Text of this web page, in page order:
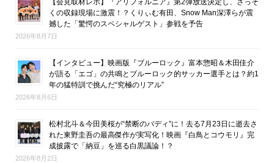
くの収録現場に激震！？くりぃむ有田、Snow Man深澤らが震
撼した「驚愕のスペシャルゲスト」参戦を予告
2026年8月7日
【インタビュー】映画版『ブルーロック』富本惣昭＆木田佳介
が語る「エゴ」の共鳴とブルーロック的サッカー選手とは？約1
年の猛特訓で挑んだ“究極のリアル”
2026年8月6日
松村北斗＆今田美桜が“禁断のバディ”に！去る7月23日に逝去さ
れた東野圭吾の最高傑作が実写化！映画『白鳥とコウモリ』完
成披露で「納豆」を巡る白黒議論！？
2026年8月2日